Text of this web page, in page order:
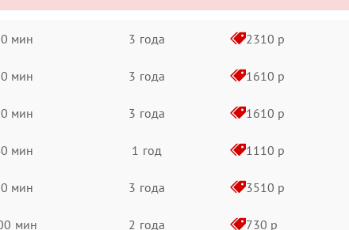
мин 3 года 2310 р
мин 3 года 1610 р
мин 3 года 1610 р
мин 1 год 1110 р
мин 3 года 3510 р
мин 2 года 730 р